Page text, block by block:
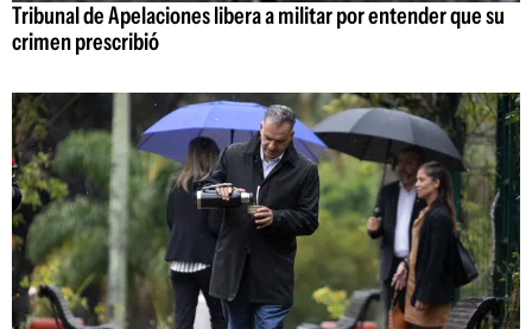
Tribunal de Apelaciones libera a militar por entender que su
crimen prescribió